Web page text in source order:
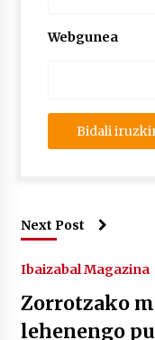
Webgunea
Next Post
Ibaizabal Magazina
Zorrotzako
lehenengo